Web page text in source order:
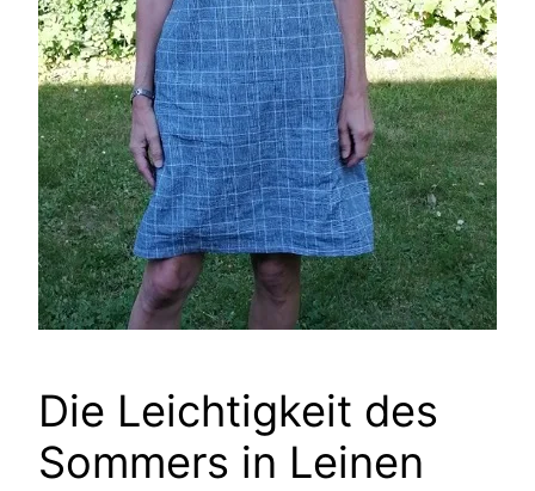
Die Leichtigkeit des
Sommers in Leinen